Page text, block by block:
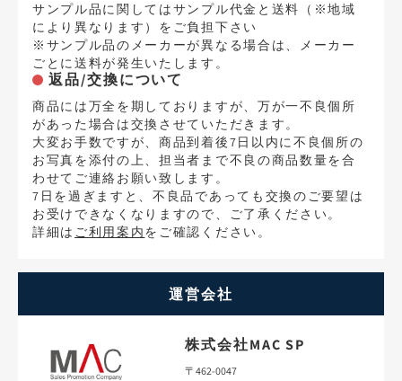
サンプル品に関してはサンプル代金と送料（※地域
により異なります）をご負担下さい
※サンプル品のメーカーが異なる場合は、メーカー
ごとに送料が発生いたします。
返品/交換について
商品には万全を期しておりますが、万が一不良個所
があった場合は交換させていただきます。
大変お手数ですが、商品到着後7日以内に不良個所の
お写真を添付の上、担当者まで不良の商品数量を合
わせてご連絡お願い致します。
7日を過ぎますと、不良品であっても交換のご要望は
お受けできなくなりますので、ご了承ください。
詳細は ご利用案内をご確認ください。
運営会社
株式会社MAC SP
〒462-0047